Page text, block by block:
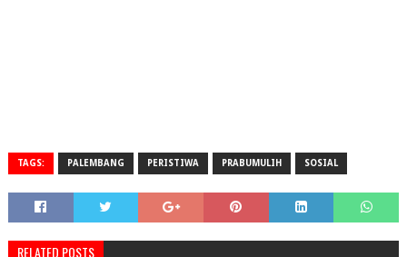
TAGS: PALEMBANG PERISTIWA PRABUMULIH SOSIAL
RELATED POSTS